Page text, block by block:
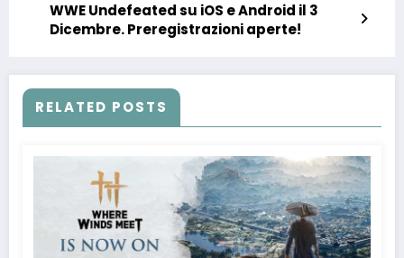
WWE Undefeated su iOS e Android il 3
Dicembre. Preregistrazioni aperte!
RELATED POSTS